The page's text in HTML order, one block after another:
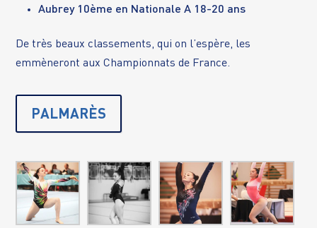
Aubrey 10ème en Nationale A 18-20 ans
De très beaux classements, qui on l’espère, les
emmèneront aux Championnats de France.
PALMARÈS